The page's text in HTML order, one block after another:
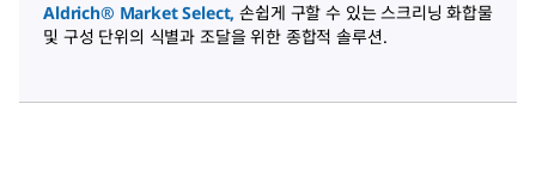
Aldrich® Market Select, 손쉽게 구할 수 있는 스크리닝 화합물
및 구성 단위의 식별과 조달을 위한 종합적 솔루션.